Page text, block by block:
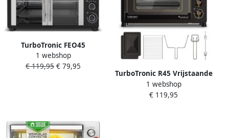
TurboTronic FEO45
Elektrische Oven met
Franse deuren 45L Zwart
1 webshop
€ 119,95 € 79,95
TurboTronic R45 Vrijstaande
Oven – Retro Stijl – 45 Liter
Mini Oven – 2000W –
1 webshop
€ 119,95